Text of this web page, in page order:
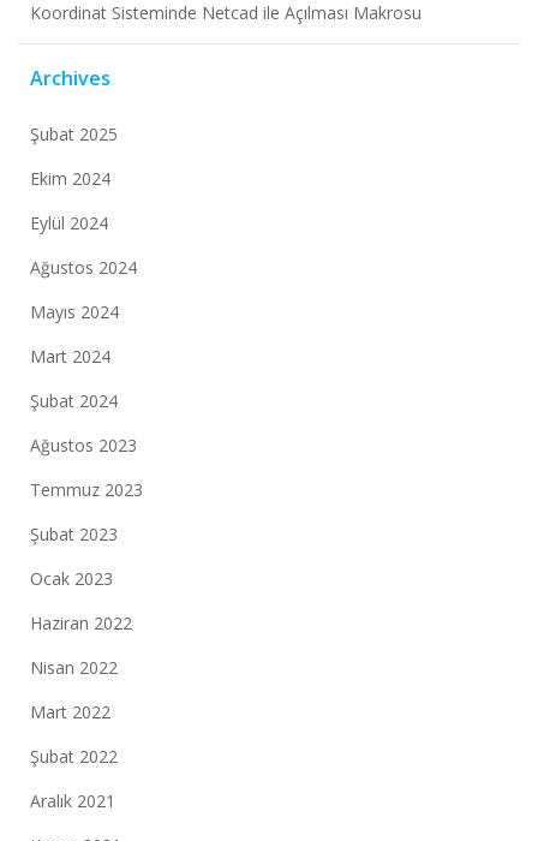
Koordinat Sisteminde Netcad ile Açılması Makrosu
Archives
Şubat 2025
Ekim 2024
Eylül 2024
Ağustos 2024
Mayıs 2024
Mart 2024
Şubat 2024
Ağustos 2023
Temmuz 2023
Şubat 2023
Ocak 2023
Haziran 2022
Nisan 2022
Mart 2022
Şubat 2022
Aralık 2021